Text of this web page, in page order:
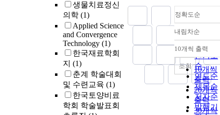
생물치료정신
의학 (1)
Applied Science
and Convergence
Technology (1)
한국재료학회
지 (1)
춘계 학술대회
및 수련교육 (1)
한국토양비료
학회 학술발표회
정확도순
정확도
순
인기도
순
연도순
제목순
저자순
발행기
내림차순
내림차
10개씩 출력
10개씩
출력
20개씩
출력
30개씩
조회